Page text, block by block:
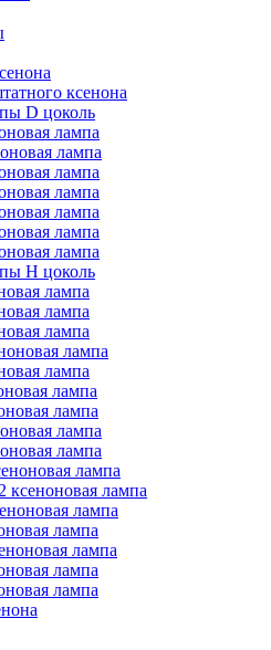
ксенона
D цоколь
лампа
лампа
лампа
лампа
лампа
лампа
лампа
Н цоколь
лампа
лампа
лампа
лампа
лампа
лампа
лампа
лампа
лампа
лампа
ксеноновая лампа
лампа
лампа
лампа
лампа
лампа